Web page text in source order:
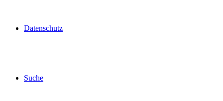
Datenschutz
Suche